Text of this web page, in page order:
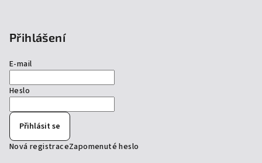
Přihlášení
E-mail
Heslo
Přihlásit se
Nová registraceZapomenuté heslo